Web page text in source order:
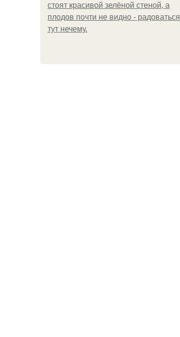
стоят красивой зелёной стеной, а
плодов почти не видно - радоваться
тут нечему.